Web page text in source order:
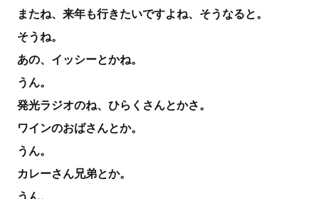
またね、来年も行きたいですよね、そうなると。
そうね。
あの、イッシーとかね。
うん。
発光ラジオのね、ひらくさんとかさ。
ワインのおばさんとか。
うん。
カレーさん兄弟とか。